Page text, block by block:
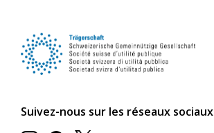
Suivez-nous sur les réseaux sociaux